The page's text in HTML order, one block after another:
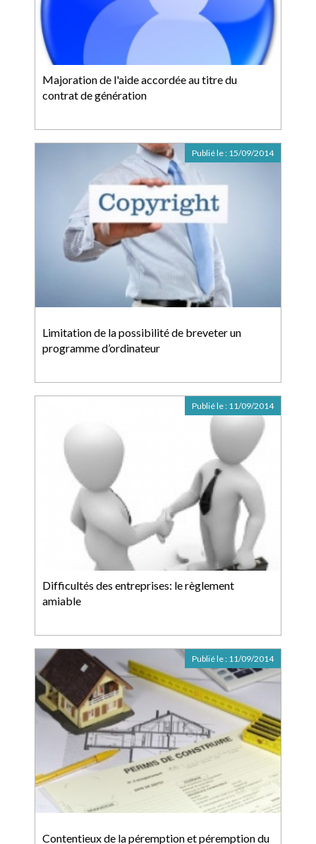
Majoration de l'aide accordée au titre du
contrat de génération
Limitation de la possibilité de breveter un
programme d’ordinateur
Publié le : 15/09/2014
Difficultés des entreprises: le règlement
amiable
Publié le : 11/09/2014
Contentieux de la péremption et péremption du
Publié le : 11/09/2014